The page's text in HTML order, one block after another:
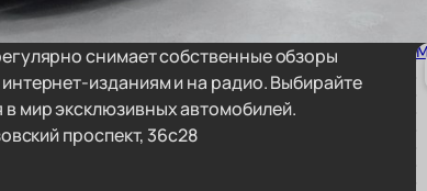
снимает собственные обзоры
изданиям и на радио. Выбирайте
мир эксклюзивных автомобилей.
проспект, 36с28